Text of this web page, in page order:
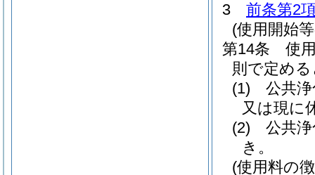
3
前条第2
(使用開始
第14条
使
則で定め
(1)
公共
又は現に
(2)
公共
き。
(使用料の